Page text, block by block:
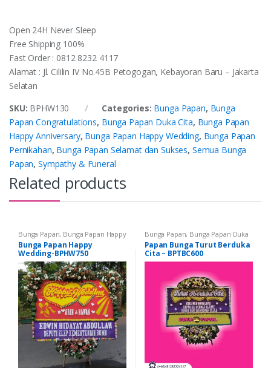
Open 24H Never Sleep
Free Shipping 100%
Fast Order : 0812 8232 4117
Alamat : Jl. Cililin IV No.45B Petogogan, Kebayoran Baru – Jakarta
Selatan
SKU: BPHW130 Categories: Bunga Papan, Bunga
Papan Congratulations, Bunga Papan Duka Cita, Bunga Papan
Happy Anniversary, Bunga Papan Happy Wedding, Bunga Papan
Pernikahan, Bunga Papan Selamat dan Sukses, Semua Bunga
Papan,Sympathy & Funeral
Related products
Bunga Papan, Bunga Papan Happy
Wedding, Bunga Papan
Pernikahan,Semua Bunga Papan
Bunga Papan Happy
Wedding-BPHW750
Bunga Papan, Bunga Papan Duka
Cita ,Semua Bunga Papan
Papan Bunga Turut Berduka
Cita – BPTBC600